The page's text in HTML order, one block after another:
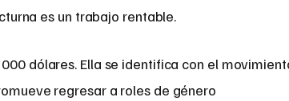
es un trabajo rentable.
dólares. Ella se identifica con el
regresar a roles de género